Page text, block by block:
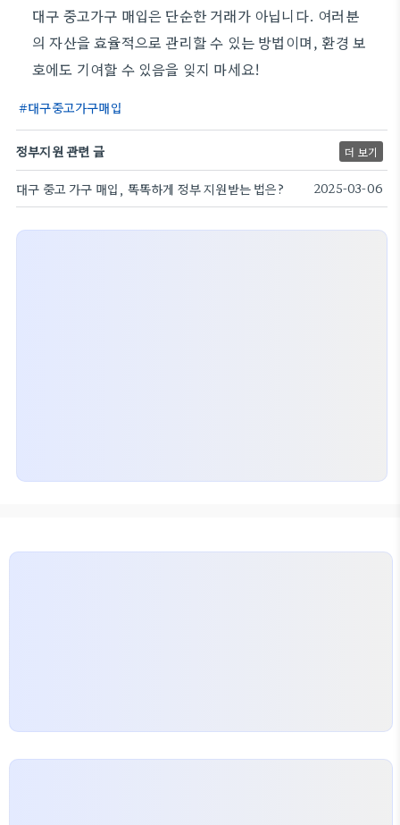
대구 중고가구 매입은 단순한 거래가 아닙니다. 여러분
의 자산을 효율적으로 관리할 수 있는 방법이며, 환경 보
호에도 기여할 수 있음을 잊지 마세요!
대구중고가구매입
정부지원 관련 글 더 보기
대구 중고 가구 매입, 똑똑하게 정부 지원받는 법은? 2025-03-06